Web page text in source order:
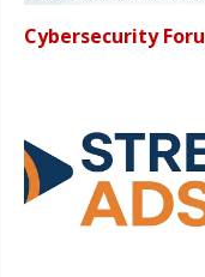
Cybersecurity